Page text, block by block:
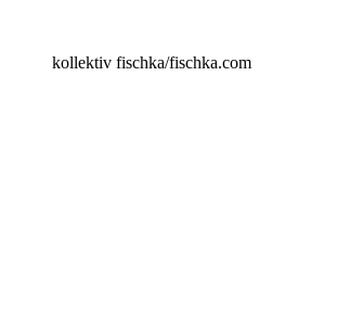
kollektiv fischka/fischka.com